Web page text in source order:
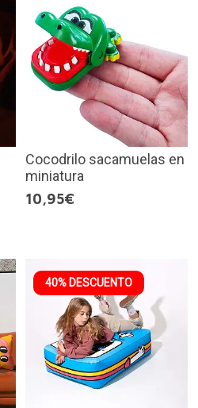
Cocodrilo sacamuelas en
miniatura
10,95€
40% DESCUENTO